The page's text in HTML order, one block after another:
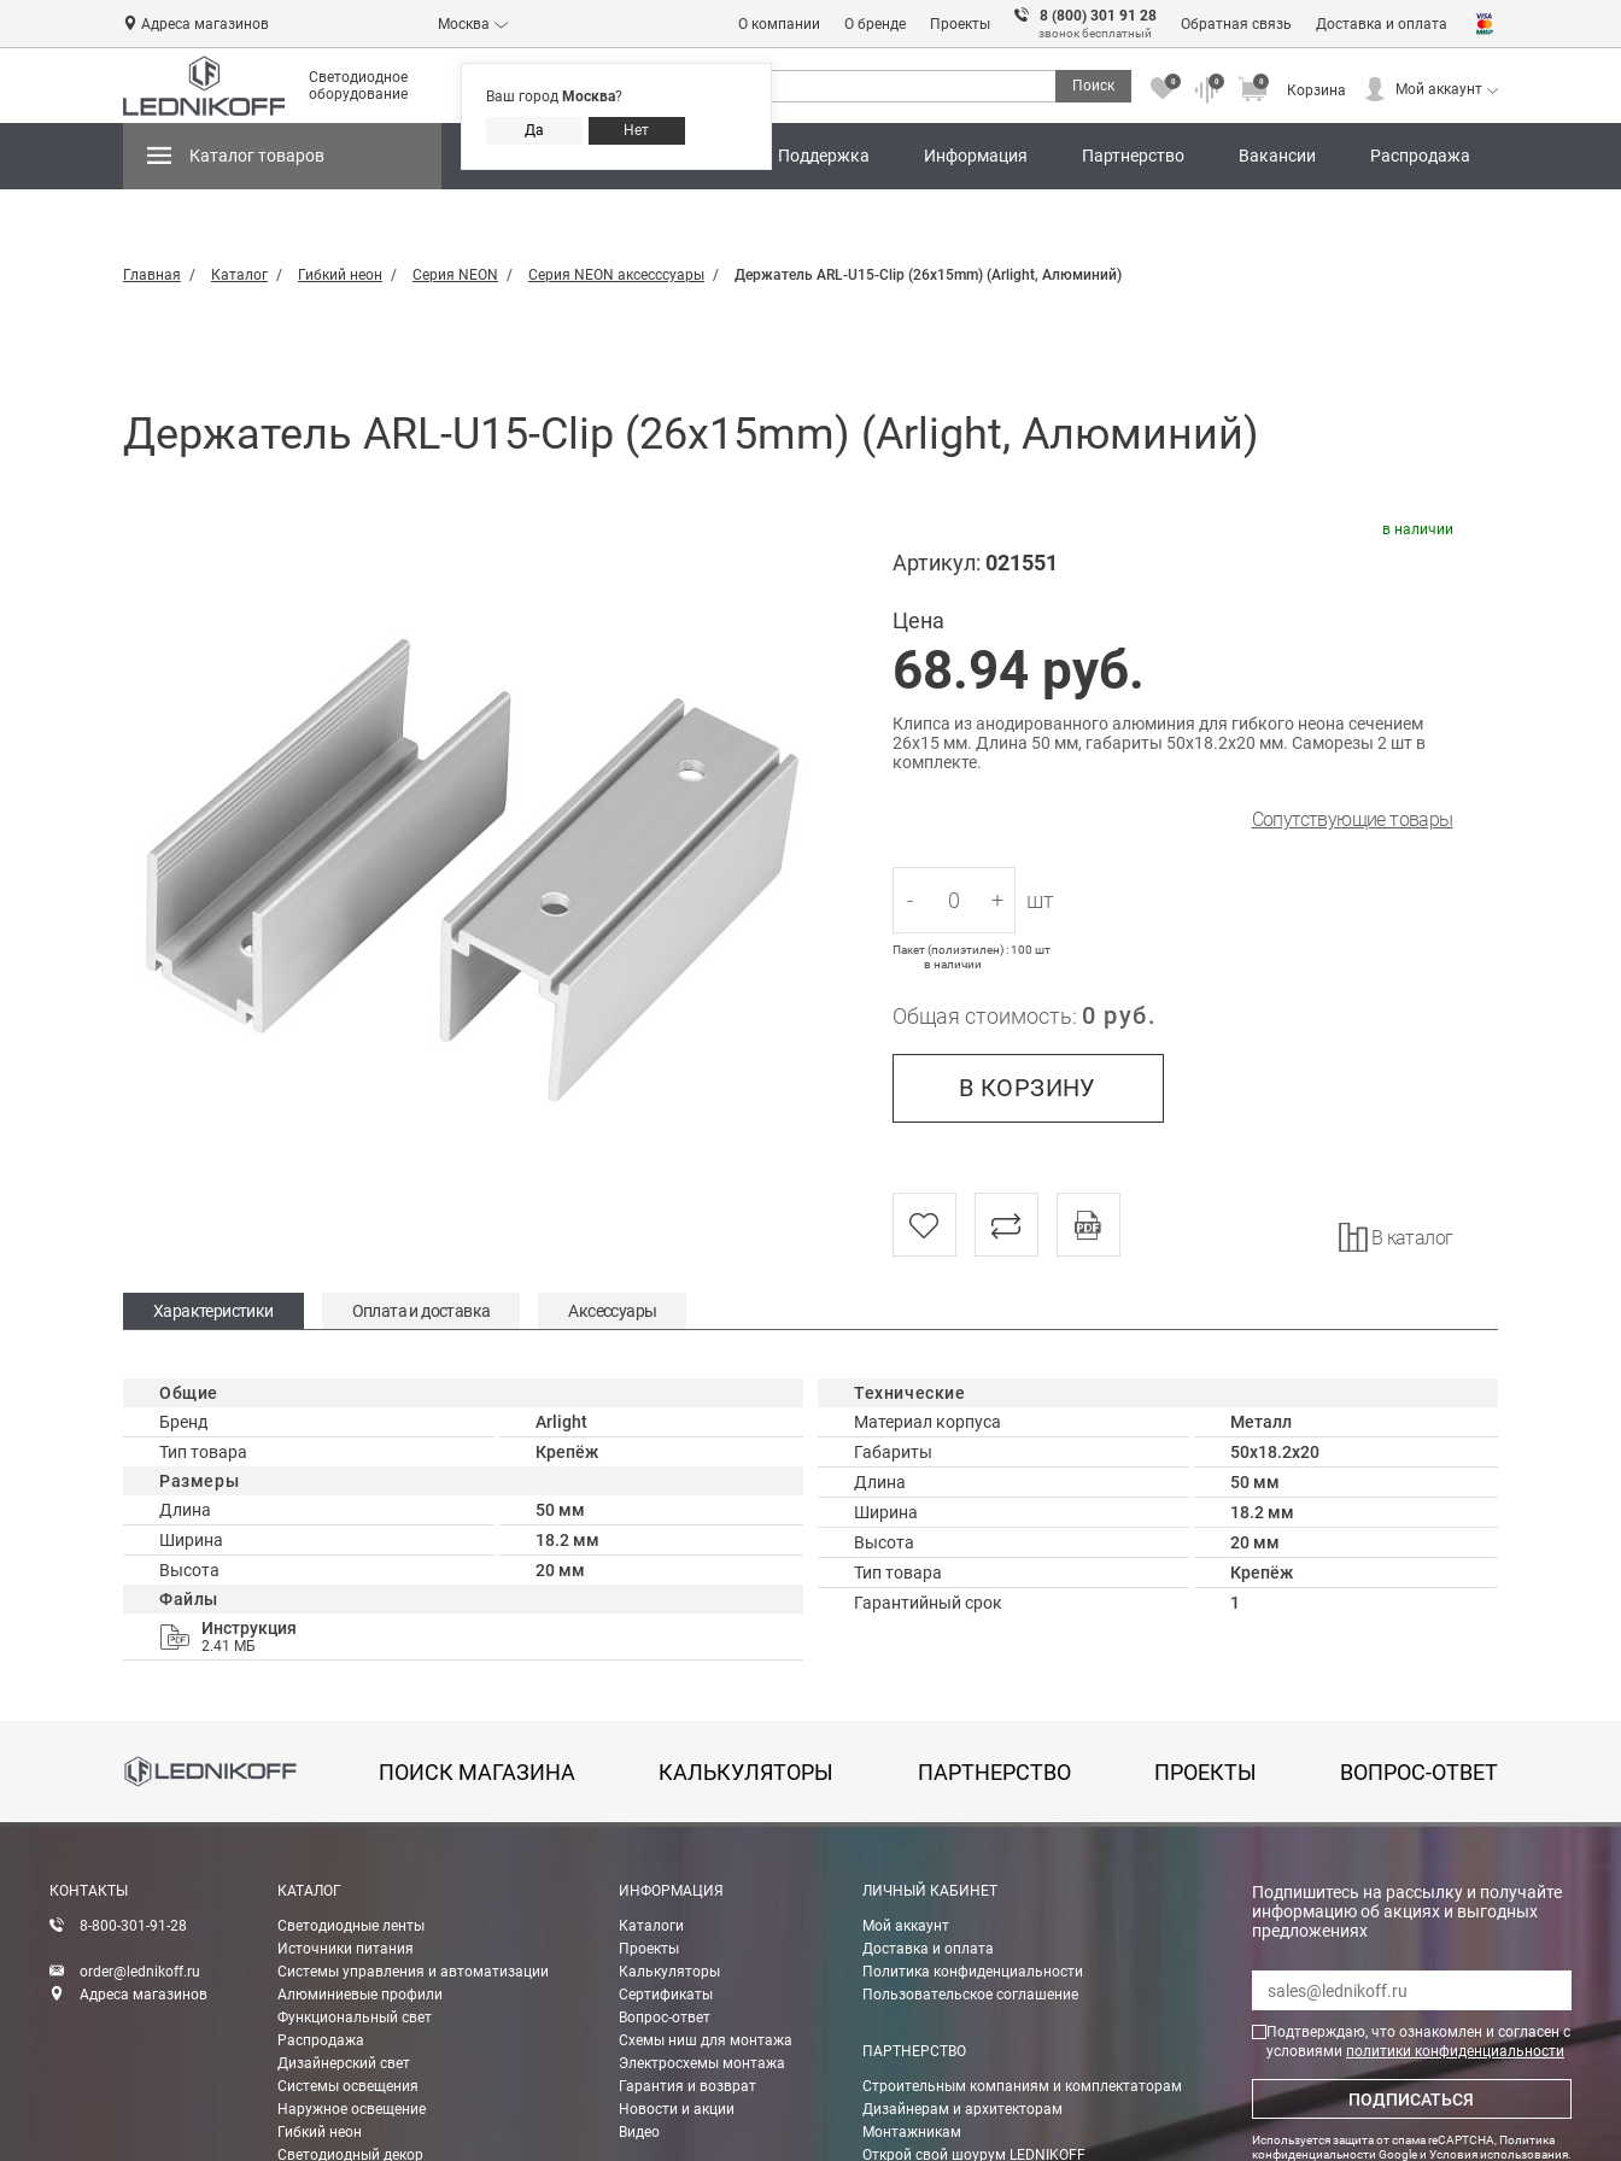
Адреса магазинов Москва
Ваш город Москва?
Да
Нет
О компании О бренде Проекты 8 (800) 301 91 28
звонок бесплатный
Обратная связь Доставка и оплата
Светодиодное
оборудование
Поиск 0 0 0
Корзина Мой аккаунт
Каталог товаров Поддержка Информация Партнерство Вакансии Распродажа
Адреса магазинов 8 (800) 301 91 28 Корзина Мой аккаунт
Главная Каталог Гибкий неон Серия NEON Серия NEON аксесссуары Держатель ARL-U15-Clip (26x15mm) (Arlight, Алюминий)
Держатель ARL-U15-Clip (26x15mm) (Arlight, Алюминий)
в наличии
Артикул: 021551
Цена
68.94 руб.
Клипса из анодированного алюминия для гибкого неона сечением
26х15 мм. Длина 50 мм, габариты 50х18.2х20 мм. Саморезы 2 шт в
комплекте.
Сопутствующие товары
- + шт
Пакет (полиэтилен) : 100 шт
в наличии
Общая стоимость: 0 руб.
В КОРЗИНУ
В каталог
Характеристики Оплата и доставка Аксессуары
Общие
Бренд
Arlight
Тип товара
Крепёж
Размеры
Длина
50 мм
Ширина
18.2 мм
Высота
20 мм
Файлы
Инструкция
2.41 МБ
Технические
Материал корпуса
Металл
Габариты
50х18.2х20
Длина
50 мм
Ширина
18.2 мм
Высота
20 мм
Тип товара
Крепёж
Гарантийный срок
1
Вы можете оплатить заказ непосредственно при получении банковской картой или наличными.
ВНИМАНИЕ! Оплата при получении возможна только для Москвы, Московской области и Санкт-Петербурга.
Безналичная оплата по счету
Вы можете оплатить заказ по выставленному счету в любом удобном Вам банке.
После получения оплаты счета с Вами свяжется менеджер для уточнения даты доставки. Обратите внимание, что деньги поступают на наш счет в течении 3-5 дней.
АКСЕССУАРЫ
Загрузка товаров
ПОИСК МАГАЗИНА КАЛЬКУЛЯТОРЫ ПАРТНЕРСТВО ПРОЕКТЫ ВОПРОС-ОТВЕТ
КОНТАКТЫ
8-800-301-91-28
order@lednikoff.ru
Адреса магазинов
КАТАЛОГ
Светодиодные ленты
Источники питания
Системы управления и автоматизации
Алюминиевые профили
Функциональный свет
Распродажа
Дизайнерский свет
Системы освещения
Наружное освещение
Гибкий неон
Светодиодный декор
ИНФОРМАЦИЯ
Каталоги
Проекты
Калькуляторы
Сертификаты
Вопрос-ответ
Схемы ниш для монтажа
Электросхемы монтажа
Гарантия и возврат
Новости и акции
Видео
ЛИЧНЫЙ КАБИНЕТ
Мой аккаунт
Доставка и оплата
Политика конфиденциальности
Пользовательское соглашение
ПАРТНЕРСТВО
Строительным компаниям и комплектаторам
Дизайнерам и архитекторам
Монтажникам
Открой свой шоурум LEDNIKOFF
Подпишитесь на рассылку и получайте
информацию об акциях и выгодных
предложениях
Подтверждаю, что ознакомлен и согласен с
условиями политики конфиденциальности
ПОДПИСАТЬСЯ
Используется защита от спама reCAPTCHA, Политика
конфиденциальности Googleи Условия использования.